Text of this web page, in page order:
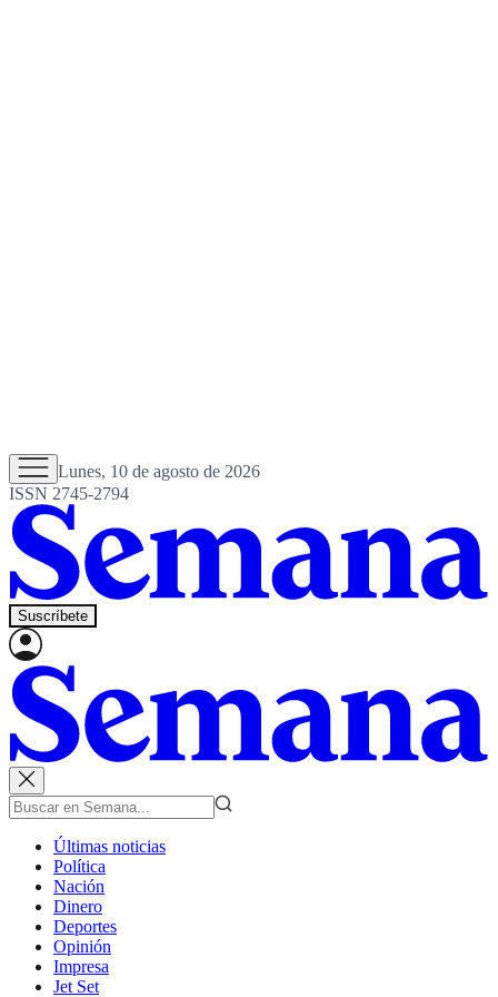
Lunes, 10 de agosto de 2026
ISSN 2745-2794
Suscríbete
Últimas noticias
Política
Nación
Dinero
Deportes
Opinión
Impresa
Jet Set